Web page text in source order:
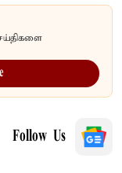
Follow Us